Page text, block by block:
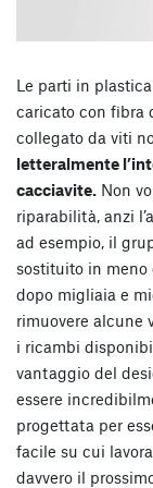
Le parti in
caricato con fibra
collegato da viti
letteralmente
cacciavite. Non
riparabilità, anzi
ad esempio, il
sostituito in meno
dopo migliaia e
rimuovere alcune
i ricambi
vantaggio del
essere
progettata per
facile su cui
davvero il